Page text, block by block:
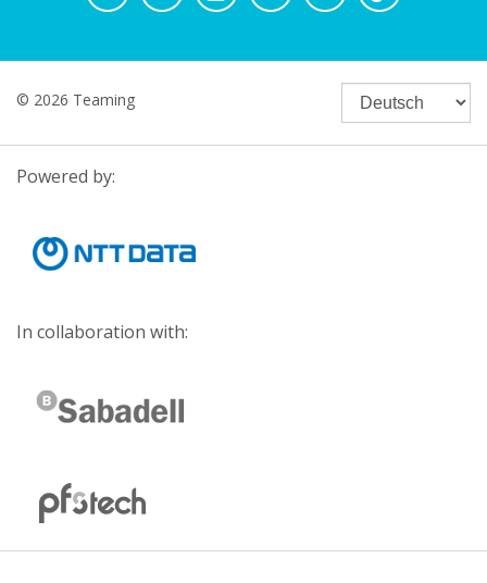
© 2026 Teaming
Powered by:
In collaboration with: